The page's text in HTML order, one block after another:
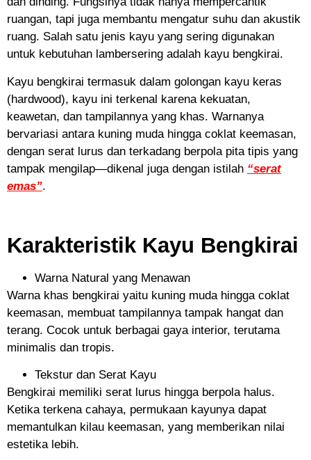
ruangan, tapi juga membantu mengatur suhu dan akustik
ruang. Salah satu jenis kayu yang sering digunakan
untuk kebutuhan lambersering adalah kayu bengkirai.
Kayu bengkirai termasuk dalam golongan kayu keras
(hardwood), kayu ini terkenal karena kekuatan,
keawetan, dan tampilannya yang khas. Warnanya
bervariasi antara kuning muda hingga coklat keemasan,
dengan serat lurus dan terkadang berpola pita tipis yang
tampak mengilap—dikenal juga dengan istilah “serat
emas”.
Karakteristik Kayu Bengkirai
Warna Natural yang Menawan
Warna khas bengkirai yaitu kuning muda hingga coklat
keemasan, membuat tampilannya tampak hangat dan
terang. Cocok untuk berbagai gaya interior, terutama
minimalis dan tropis.
Tekstur dan Serat Kayu
Bengkirai memiliki serat lurus hingga berpola halus.
Ketika terkena cahaya, permukaan kayunya dapat
memantulkan kilau keemasan, yang memberikan nilai
estetika lebih.